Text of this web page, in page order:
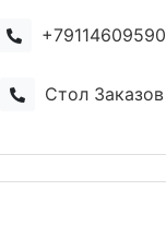
+79114609590
Стол Заказов